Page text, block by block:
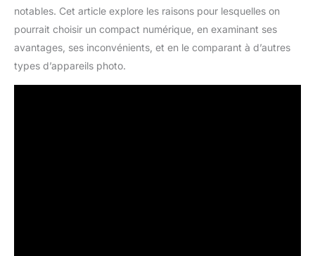
notables. Cet article explore les raisons pour lesquelles on
pourrait choisir un compact numérique, en examinant ses
avantages, ses inconvénients, et en le comparant à d’autres
types d’appareils photo.